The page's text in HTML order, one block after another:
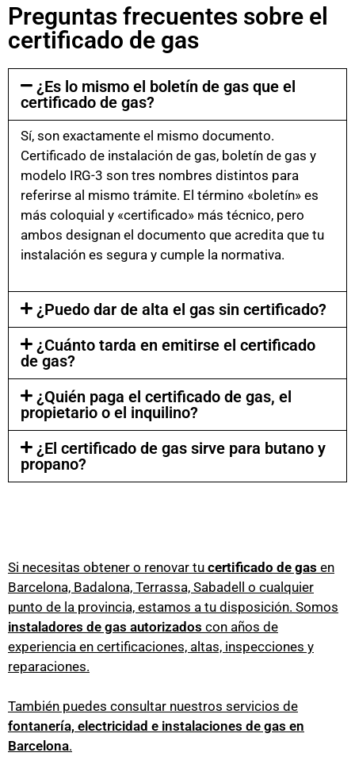
Preguntas frecuentes sobre el
certificado de gas
¿Es lo mismo el boletín de gas que el
certificado de gas?
Sí, son exactamente el mismo documento.
Certificado de instalación de gas, boletín de gas y
modelo IRG-3 son tres nombres distintos para
referirse al mismo trámite. El término «boletín» es
más coloquial y «certificado» más técnico, pero
ambos designan el documento que acredita que tu
instalación es segura y cumple la normativa.
¿Puedo dar de alta el gas sin certificado?
¿Cuánto tarda en emitirse el certificado
de gas?
¿Quién paga el certificado de gas, el
propietario o el inquilino?
¿El certificado de gas sirve para butano y
propano?
Si necesitas obtener o renovar tu certificado de gas en
Barcelona, Badalona, Terrassa, Sabadell o cualquier
punto de la provincia, estamos a tu disposición. Somos
instaladores de gas autorizados con años de
experiencia en certificaciones, altas, inspecciones y
reparaciones.
También puedes consultar nuestros servicios de
fontanería, electricidad e instalaciones de gas en
Barcelona.